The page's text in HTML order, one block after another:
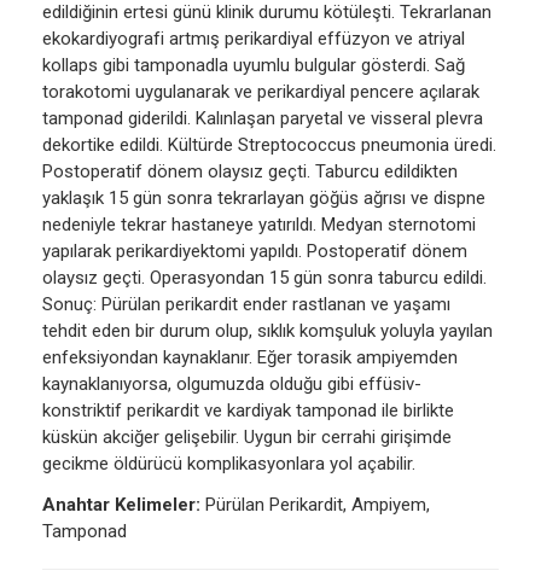
edildiğinin ertesi günü klinik durumu kötüleşti. Tekrarlanan
ekokardiyografi artmış perikardiyal effüzyon ve atriyal
kollaps gibi tamponadla uyumlu bulgular gösterdi. Sağ
torakotomi uygulanarak ve perikardiyal pencere açılarak
tamponad giderildi. Kalınlaşan paryetal ve visseral plevra
dekortike edildi. Kültürde Streptococcus pneumonia üredi.
Postoperatif dönem olaysız geçti. Taburcu edildikten
yaklaşık 15 gün sonra tekrarlayan göğüs ağrısı ve dispne
nedeniyle tekrar hastaneye yatırıldı. Medyan sternotomi
yapılarak perikardiyektomi yapıldı. Postoperatif dönem
olaysız geçti. Operasyondan 15 gün sonra taburcu edildi.
Sonuç: Pürülan perikardit ender rastlanan ve yaşamı
tehdit eden bir durum olup, sıklık komşuluk yoluyla yayılan
enfeksiyondan kaynaklanır. Eğer torasik ampiyemden
kaynaklanıyorsa, olgumuzda olduğu gibi effüsiv-
konstriktif perikardit ve kardiyak tamponad ile birlikte
küskün akciğer gelişebilir. Uygun bir cerrahi girişimde
gecikme öldürücü komplikasyonlara yol açabilir.
Anahtar Kelimeler: Pürülan Perikardit, Ampiyem,
Tamponad